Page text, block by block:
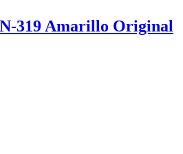
319 Amarillo Original